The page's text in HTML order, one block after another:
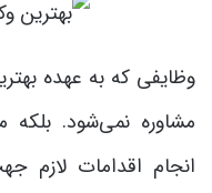
وظایفی که به عهده
مشاوره نمی‌شود.
انجام اقدامات لازم